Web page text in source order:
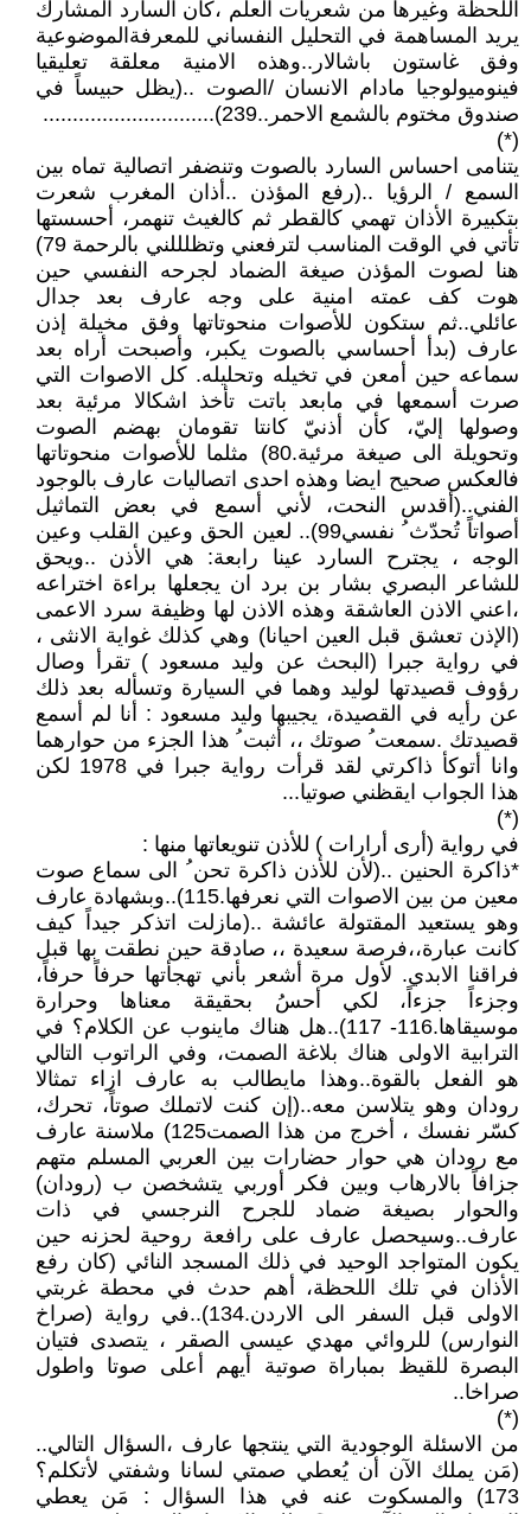
اللحظة وغيرها من شعريات العلم ،كأن السارد المشارك
يريد المساهمة في التحليل النفساني للمعرفةالموضوعية
وفق غاستون باشالار..وهذه الامنية معلقة تعليقيا
فينوميولوجيا مادام الانسان /الصوت ..(يظل حبيساً في
صندوق مختوم بالشمع الاحمر..239).............................
(*)
يتنامى احساس السارد بالصوت وتنضفر اتصالية تماه بين
السمع / الرؤيا ..(رفع المؤذن ..أذان المغرب شعرت
بتكبيرة الأذان تهمي كالقطر ثم كالغيث تنهمر، أحسستها
تأتي في الوقت المناسب لترفعني وتظلللني بالرحمة 79)
هنا لصوت المؤذن صيغة الضماد لجرحه النفسي حين
هوت كف عمته امنية على وجه عارف بعد جدال
عائلي..ثم ستكون للأصوات منحوتاتها وفق مخيلة إذن
عارف (بدأ أحساسي بالصوت يكبر، وأصبحت أراه بعد
سماعه حين أمعن في تخيله وتحليله. كل الاصوات التي
صرت أسمعها في مابعد باتت تأخذ اشكالا مرئية بعد
وصولها إليّ، كأن أذنيّ كانتا تقومان بهضم الصوت
وتحويلة الى صيغة مرئية.80) مثلما للأصوات منحوتاتها
فالعكس صحيح ايضا وهذه احدى اتصاليات عارف بالوجود
الفني..(أقدس النحت، لأني أسمع في بعض التماثيل
أصواتاً تُحدّث ُ نفسي99).. لعين الحق وعين القلب وعين
الوجه ، يجترح السارد عينا رابعة: هي الأذن ..ويحق
للشاعر البصري بشار بن برد ان يجعلها براءة اختراعه
،اعني الاذن العاشقة وهذه الاذن لها وظيفة سرد الاعمى
(الإذن تعشق قبل العين احيانا) وهي كذلك غواية الانثى ،
في رواية جبرا (البحث عن وليد مسعود ) تقرأ وصال
رؤوف قصيدتها لوليد وهما في السيارة وتسأله بعد ذلك
عن رأيه في القصيدة، يجيبها وليد مسعود : أنا لم أسمع
قصيدتك .سمعت ُ صوتك ،، أثبت ُ هذا الجزء من حوارهما
وانا أتوكأ ذاكرتي لقد قرأت رواية جبرا في 1978 لكن
هذا الجواب ايقظني صوتيا...
(*)
في رواية (أرى أرارات ) للأذن تنويعاتها منها :
*ذاكرة الحنين ..(لأن للأذن ذاكرة تحن ُ الى سماع صوت
معين من بين الاصوات التي نعرفها.115)..وبشهادة عارف
وهو يستعيد المقتولة عائشة ..(مازلت اتذكر جيداً كيف
كانت عبارة،،فرصة سعيدة ،، صادقة حين نطقت بها قبل
فراقنا الابدي. لأول مرة أشعر بأني تهجأتها حرفاً حرفاً،
وجزءاً جزءاً، لكي أحسُ بحقيقة معناها وحرارة
موسيقاها.116- 117)..هل هناك ماينوب عن الكلام؟ في
الترابية الاولى هناك بلاغة الصمت، وفي الراتوب التالي
هو الفعل بالقوة..وهذا مايطالب به عارف ازاء تمثالا
رودان وهو يتلاسن معه..(إن كنت لاتملك صوتاً، تحرك،
كسّر نفسك ، أخرج من هذا الصمت125) ملاسنة عارف
مع رودان هي حوار حضارات بين العربي المسلم متهم
جزافاً بالارهاب وبين فكر أوربي يتشخصن ب (رودان)
والحوار بصيغة ضماد للجرح النرجسي في ذات
عارف..وسيحصل عارف على رافعة روحية لحزنه حين
يكون المتواجد الوحيد في ذلك المسجد النائي (كان رفع
الأذان في تلك اللحظة، أهم حدث في محطة غربتي
الاولى قبل السفر الى الاردن.134)..في رواية (صراخ
النوارس) للروائي مهدي عيسى الصقر ، يتصدى فتيان
البصرة للقيظ بمباراة صوتية أيهم أعلى صوتا واطول
صراخا..
(*)
من الاسئلة الوجودية التي ينتجها عارف ،السؤال التالي..
(مَن يملك الآن أن يُعطي صمتي لسانا وشفتي لأتكلم؟
173) والمسكوت عنه في هذا السؤال : مَن يعطي